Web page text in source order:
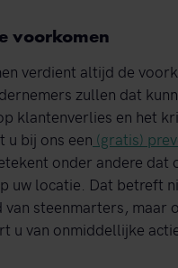
voorkomen
verdient altijd de
zullen dat
klantenverlies en het
u bij ons een (gratis)
onder andere dat
uw locatie. Dat betreft
steenmarters, maar
u van onmiddellijke